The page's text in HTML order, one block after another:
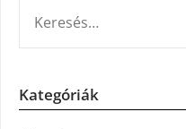
Kategóriák